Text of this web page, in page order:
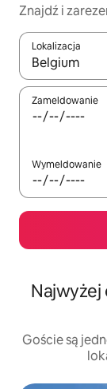
Znajdź i
Lokalizacja
Gdy wyniki
Zameldowanie
Wymeldowanie
Najwyżej
Goście są